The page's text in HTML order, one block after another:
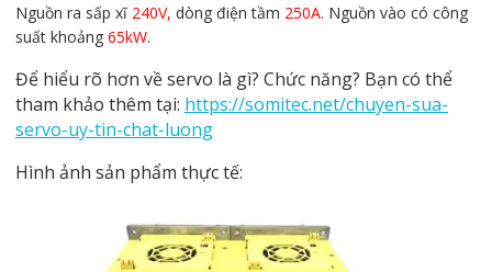
Nguồn ra sấp xĩ 240V, dòng điện tầm 250A. Nguồn vào có công
suất khoảng 65kW.
Để hiểu rõ hơn về servo là gì? Chức năng? Bạn có thể
tham khảo thêm tại: https://somitec.net/chuyen-sua-
servo-uy-tin-chat-luong
Hình ảnh sản phẩm thực tế: